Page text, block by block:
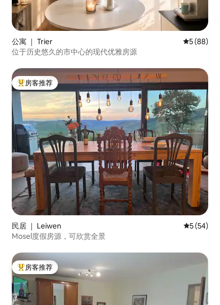
公寓 ｜ Trier 平均评分
5 (88)
位于历史悠久的市中心的现代优雅房源
热门「房客推荐」
房客推荐
民居 ｜ Leiwen 平均评分
5 (54)
Mosel度假房源，可欣赏全景
热门「房客推荐」
房客推荐